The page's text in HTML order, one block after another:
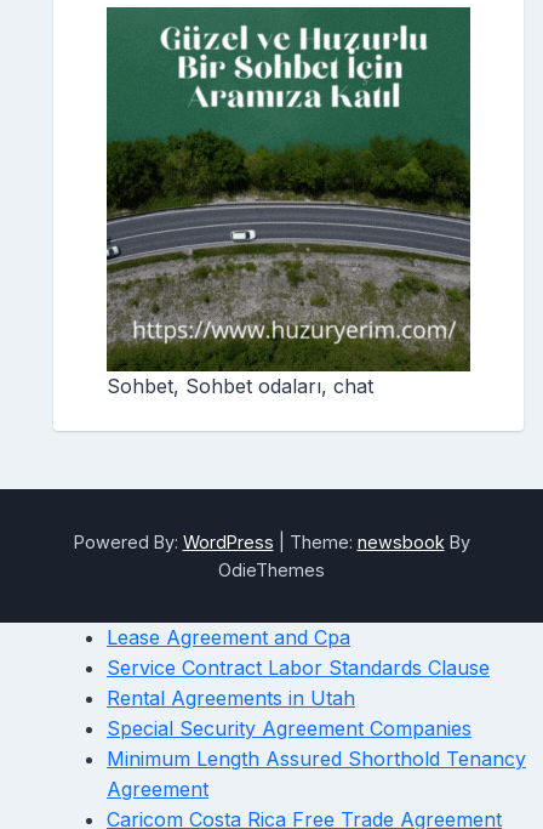
Sohbet, Sohbet odaları, chat
Powered By: WordPress Theme: newsbook By
OdieThemes
Lease Agreement and Cpa
Service Contract Labor Standards Clause
Rental Agreements in Utah
Special Security Agreement Companies
Minimum Length Assured Shorthold Tenancy
Agreement
Caricom Costa Rica Free Trade Agreement